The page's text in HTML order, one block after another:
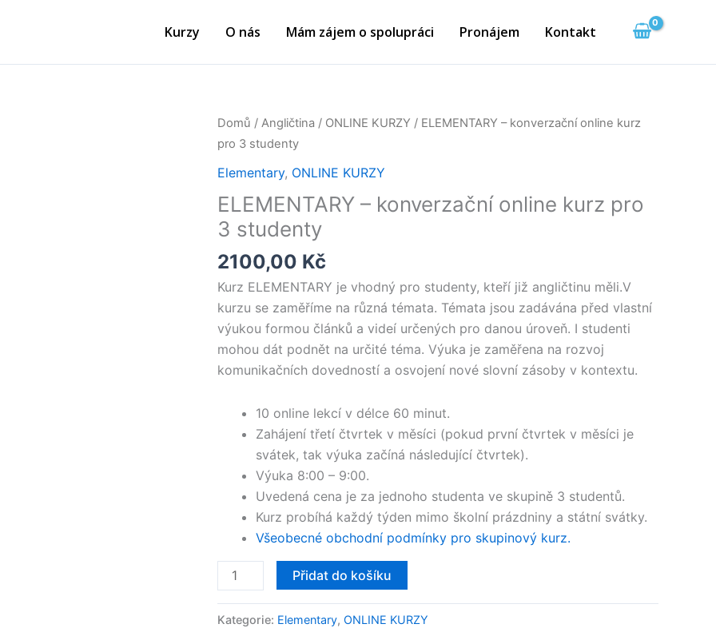
Kurzy O nás Mám zájem o spolupráci Pronájem Kontakt
Domů / Angličtina / ONLINE KURZY / ELEMENTARY – konverzační online kurz
pro 3 studenty​
Elementary, ONLINE KURZY
ELEMENTARY – konverzační online kurz pro
3 studenty​
2100,00 Kč
Kurz ELEMENTARY je vhodný pro studenty, kteří již angličtinu měli.V
kurzu se zaměříme na různá témata. Témata jsou zadávána před vlastní
výukou formou článků a videí určených pro danou úroveň. I studenti
mohou dát podnět na určité téma. Výuka je zaměřena na rozvoj
komunikačních dovedností a osvojení nové slovní zásoby v kontextu.​
10 online lekcí v délce 60 minut.
Zahájení třetí čtvrtek v měsíci (pokud první čtvrtek v měsíci je
svátek, tak výuka začíná následující čtvrtek).
Výuka 8:00 – 9:00.
Uvedená cena je za jednoho studenta ve skupině 3 studentů.
Kurz probíhá každý týden mimo školní prázdniny a státní svátky.​
Všeobecné obchodní podmínky pro skupinový kurz.
ELEMENTARY
-
konverzační
kurz
pro
studenty​
množství
Přidat do košíku
Kategorie: Elementary, ONLINE KURZY